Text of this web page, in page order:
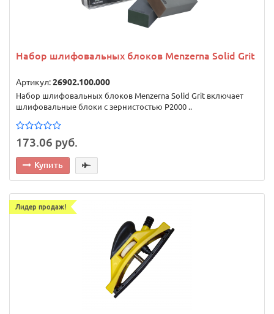
Набор шлифовальных блоков Menzerna Solid Grit
Артикул:26902.100.000
Набор шлифовальных блоков Menzerna Solid Grit включает
шлифовальные блоки с зернистостью P2000 ..
173.06 руб.
Купить
Лидер продаж!